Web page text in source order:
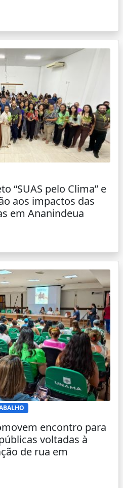
“SUAS pelo Clima” e
aos impactos das
em Ananindeua
encontro para
voltadas à
de rua em